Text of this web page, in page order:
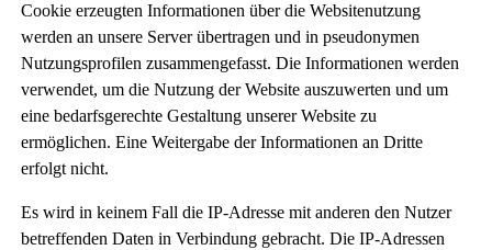
Cookie erzeugten Informationen über die Websitenutzung
werden an unsere Server übertragen und in pseudonymen
Nutzungsprofilen zusammengefasst. Die Informationen werden
verwendet, um die Nutzung der Website auszuwerten und um
eine bedarfsgerechte Gestaltung unserer Website zu
ermöglichen. Eine Weitergabe der Informationen an Dritte
erfolgt nicht.
Es wird in keinem Fall die IP-Adresse mit anderen den Nutzer
betreffenden Daten in Verbindung gebracht. Die IP-Adressen